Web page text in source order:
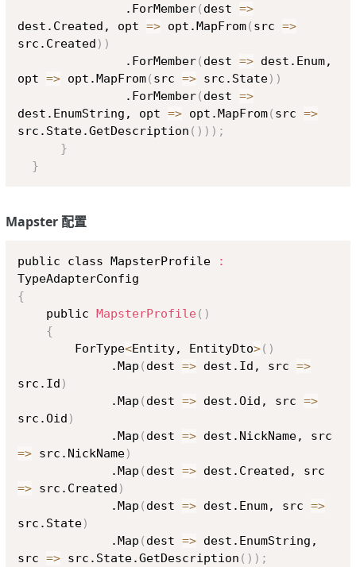
               .ForMember
( dest =>
dest.Created, opt => opt.MapFrom( src =>
src.Created ))
               .ForMember
( dest => dest.Enum,
opt => opt.MapFrom( src => src.State))
               .ForMember
( dest =>
dest.EnumString, opt => opt.MapFrom( src =>
src.State.GetDescription ( )) ) ;
}
}
Mapster 配置
public class MapsterProfile
:
{
    public
MapsterProfile( )
{
        ForType
<Entity, EntityDto>( )
             .Map
( dest => dest.Id, src =>
src.Id )
             .Map
( dest => dest.Oid, src =>
src.Oid )
             .Map
( dest =>
=> src.NickName)
             .Map
( dest =>
=> src.Created )
             .Map
( dest => dest.Enum, src =>
src.State)
             .Map
( dest => dest.EnumString,
src => src.State.GetDescription ( )) ;